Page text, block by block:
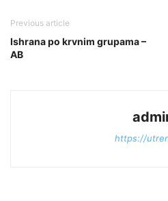
Previous article
Ishrana po krvnim grupama –
AB
https://